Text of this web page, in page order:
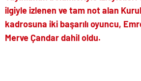
ilgiyle izlenen ve tam not alan
kadrosuna iki başarılı oyuncu,
Merve Çandar dahil oldu.